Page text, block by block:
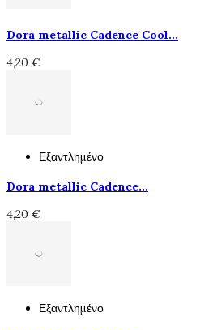
Dora metallic Cadence Cool...
4,20 €
Εξαντλημένο
Dora metallic Cadence...
4,20 €
Εξαντλημένο